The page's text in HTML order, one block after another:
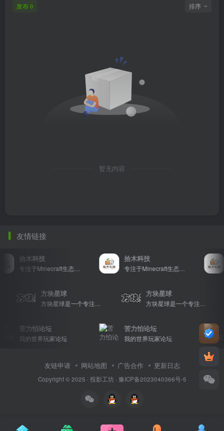
发布 0 排序
暂无内容
友情链接
拾木科技
专注于Minecraft生态建设
拾木科技
专注于Minecraft生态建设
方块星球
方块星球是一个专注于我的世界的中文论坛，提供丰富的资源分享、玩家交流和创意展示，包括地图、皮肤、数据包等内容，打造Minecraft玩家的专属社区乐园！
方块星球
方块星球是一个专注于我的世界的中文论坛，提供丰富的资源分享、玩家交流和创意展示，包括地图、皮肤、数据包等内容，打造Minecraft玩家的专属社区乐园！
苦力怕论坛
我的世界玩家论坛
苦力怕论坛
我的世界玩家论坛
友链申请 网站地图 广告合作 更新日志
Copyright © 2025 · 投影工坊· 豫ICP备2023040366号-5